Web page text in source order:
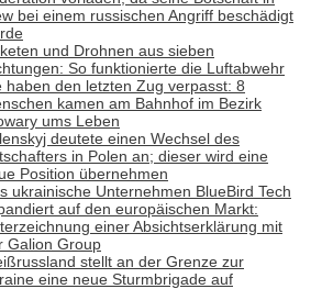
bei einem russischen Angriff beschädigt
und Drohnen aus sieben
So funktionierte die Luftabwehr
haben den letzten Zug verpasst: 8
kamen am Bahnhof im Bezirk
ums Leben
deutete einen Wechsel des
in Polen an; dieser wird eine
Position übernehmen
ukrainische Unternehmen BlueBird Tech
auf den europäischen Markt:
einer Absichtserklärung mit
Galion Group
stellt an der Grenze zur
eine neue Sturmbrigade auf